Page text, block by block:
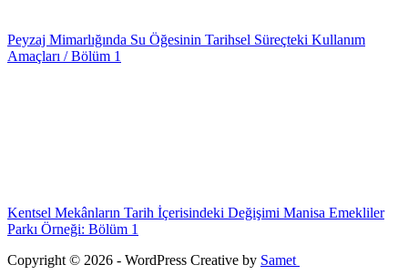
Peyzaj Mimarlığında Su Öğesinin Tarihsel Süreçteki Kullanım
Amaçları / Bölüm 1
Kentsel Mekânların Tarih İçerisindeki Değişimi Manisa Emekliler
Parkı Örneği: Bölüm 1
Copyright © 2026 - WordPress Creative by Samet